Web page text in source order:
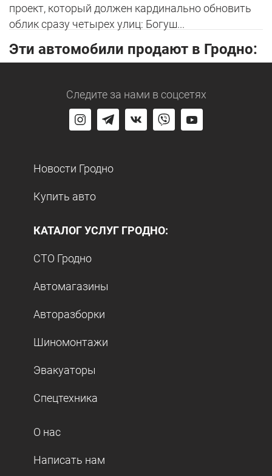
проект, который должен кардинально обновить
облик сразу четырех улиц: Богуш...
Эти автомобили продают в Гродно:
Следите за нами в соцсетях
Новости Гродно
Купить авто
КАТАЛОГ УСЛУГ ГРОДНО:
СТО Гродно
Автомагазины
Авторазборки
Шиномонтажи
Эвакуаторы
Спецтехника
О нас
Написать нам